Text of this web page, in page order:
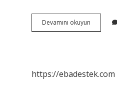
Devamını okuyun
Nasıl
https://ebadestek.com